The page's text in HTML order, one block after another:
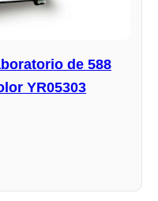
de 588
YR05303